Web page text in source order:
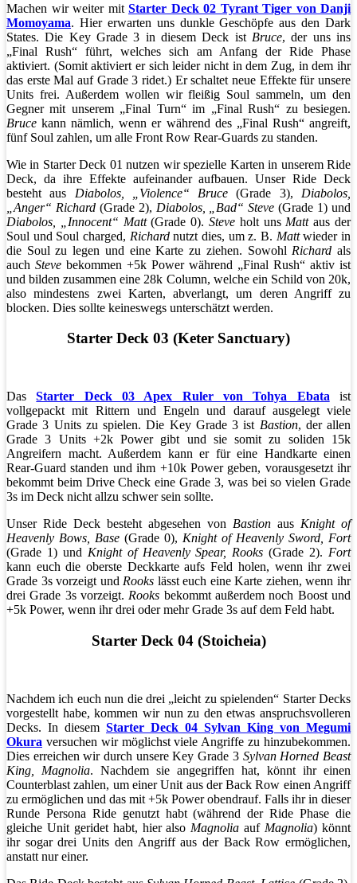
Machen wir weiter mit Starter Deck 02 Tyrant Tiger von Danji
Momoyama. Hier erwarten uns dunkle Geschöpfe aus den Dark
States. Die Key Grade 3 in diesem Deck ist Bruce, der uns ins
„Final Rush“ führt, welches sich am Anfang der Ride Phase
aktiviert. (Somit aktiviert er sich leider nicht in dem Zug, in dem ihr
das erste Mal auf Grade 3 ridet.) Er schaltet neue Effekte für unsere
Units frei. Außerdem wollen wir fleißig Soul sammeln, um den
Gegner mit unserem „Final Turn“ im „Final Rush“ zu besiegen.
Brucekann nämlich, wenn er während des „Final Rush“ angreift,
fünf Soul zahlen, um alle Front Row Rear-Guards zu standen.
Wie in Starter Deck 01 nutzen wir spezielle Karten in unserem Ride
Deck, da ihre Effekte aufeinander aufbauen. Unser Ride Deck
besteht aus Diabolos, „Violence“ Bruce(Grade 3), Diabolos,
„Anger“ Richard (Grade 2), Diabolos, „Bad“ Steve(Grade 1) und
Diabolos, „Innocent“ Matt(Grade 0).Steve holt uns Mattaus der
Soul und Soul charged, Richardnutzt dies, um z. B. Mattwieder in
die Soul zu legen und eine Karte zu ziehen. Sowohl Richardals
auch Steve bekommen +5k Power während „Final Rush“ aktiv ist
und bilden zusammen eine 28k Column, welche ein Schild von 20k,
also mindestens zwei Karten, abverlangt, um deren Angriff zu
blocken. Dies sollte keineswegs unterschätzt werden.
Starter Deck 03 (Keter Sanctuary)
DasStarter Deck 03 Apex Ruler von Tohya Ebata ist
vollgepackt mit Rittern und Engeln und darauf ausgelegt viele
Grade 3 Units zu spielen. Die Key Grade 3 ist Bastion, der allen
Grade 3 Units +2k Power gibt und sie somit zu soliden 15k
Angreifern macht. Außerdem kann er für eine Handkarte einen
Rear-Guard standen und ihm +10k Power geben, vorausgesetzt ihr
bekommt beim Drive Check eine Grade 3, was bei so vielen Grade
3s im Deck nicht allzu schwer sein sollte.
Unser Ride Deck besteht abgesehen von Bastion aus Knight of
Heavenly Bows, Base (Grade 0), Knight of Heavenly Sword, Fort
(Grade 1) und Knight of Heavenly Spear, Rooks(Grade 2). Fort
kann euch die oberste Deckkarte aufs Feld holen, wenn ihr zwei
Grade 3s vorzeigt und Rooks lässt euch eine Karte ziehen, wenn ihr
drei Grade 3s vorzeigt. Rooks bekommt außerdem noch Boost und
+5k Power, wenn ihr drei oder mehr Grade 3s auf dem Feld habt.
Starter Deck 04 (Stoicheia)
Nachdem ich euch nun die drei „leicht zu spielenden“ Starter Decks
vorgestellt habe, kommen wir nun zu den etwas anspruchsvolleren
Decks. In diesem Starter Deck 04 Sylvan King von Megumi
Okura versuchen wir möglichst viele Angriffe zu hinzubekommen.
Dies erreichen wir durch unsere Key Grade 3 Sylvan Horned Beast
King, Magnolia. Nachdem sie angegriffen hat, könnt ihr einen
Counterblast zahlen, um einer Unit aus der Back Row einen Angriff
zu ermöglichen und das mit +5k Power obendrauf. Falls ihr in dieser
Runde Persona Ride genutzt habt (während der Ride Phase die
gleiche Unit geridet habt, hier also Magnoliaauf Magnolia) könnt
ihr sogar drei Units den Angriff aus der Back Row ermöglichen,
anstatt nur einer.